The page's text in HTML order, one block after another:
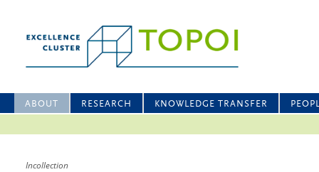
ABOUT RESEARCH KNOWLEDGE TRANSFER
Incollection